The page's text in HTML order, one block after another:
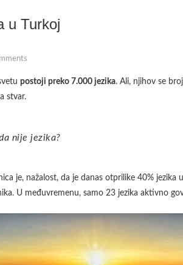
u Turkoj
postoji preko 7.000 jezika. Ali, njihov se
stvar.
nije jezika?
je, nažalost, da je danas otprilike 40% jezika
U međuvremenu, samo 23 jezika aktivno